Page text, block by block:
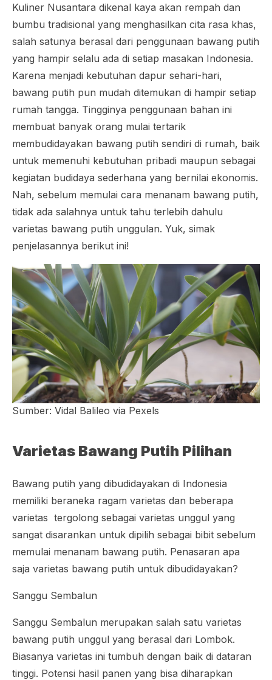
Kuliner Nusantara dikenal kaya akan rempah dan
bumbu tradisional yang menghasilkan cita rasa khas,
salah satunya berasal dari penggunaan bawang putih
yang hampir selalu ada di setiap masakan Indonesia.
Karena menjadi kebutuhan dapur sehari-hari,
bawang putih pun mudah ditemukan di hampir setiap
rumah tangga. Tingginya penggunaan bahan ini
membuat banyak orang mulai tertarik
membudidayakan bawang putih sendiri di rumah, baik
untuk memenuhi kebutuhan pribadi maupun sebagai
kegiatan budidaya sederhana yang bernilai ekonomis.
Nah, sebelum memulai cara menanam bawang putih,
tidak ada salahnya untuk tahu terlebih dahulu
varietas bawang putih unggulan. Yuk, simak
penjelasannya berikut ini!
Sumber: Vidal Balileo via Pexels
Varietas Bawang Putih Pilihan
Bawang putih yang dibudidayakan di Indonesia
memiliki beraneka ragam varietas dan beberapa
varietas tergolong sebagai varietas unggul yang
sangat disarankan untuk dipilih sebagai bibit sebelum
memulai menanam bawang putih. Penasaran apa
saja varietas bawang putih untuk dibudidayakan?
Sanggu Sembalun
Sanggu Sembalun merupakan salah satu varietas
bawang putih unggul yang berasal dari Lombok.
Biasanya varietas ini tumbuh dengan baik di dataran
tinggi. Potensi hasil panen yang bisa diharapkan